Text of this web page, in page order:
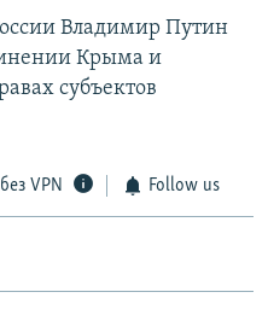
Владимир Путин
Крыма и
субъектов
VPN Follow us